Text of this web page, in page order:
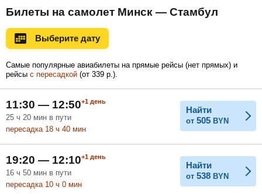
Сентябрь Октябрь
1 094
Ноябрь
1 268 BYN 1 265 BYN
Билеты на самолет Минск — Стамбул
Выберите дату
Самые популярные авиабилеты на прямые рейсы (нет прямых) и
рейсы с пересадкой (от 339 р. ).
11:30 — 12:50+1 день
25 ч 20 мин в пути
пересадка 18 ч 40 мин
Найти
от 505 BYN
19:20 — 12:10+1 день
16 ч 50 мин в пути
пересадка 10 ч 0 мин
Найти
от 538 BYN